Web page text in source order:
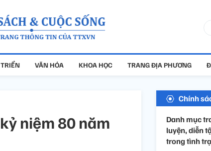
VĂN HÓA KHOA HỌC TRANG ĐỊA PHƯƠNG
niệm 80 năm
Chính
Danh mục
luyện, diễn
trong tình